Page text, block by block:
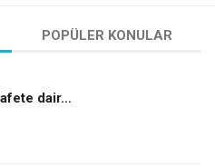
POPÜLER KONULAR
dair…